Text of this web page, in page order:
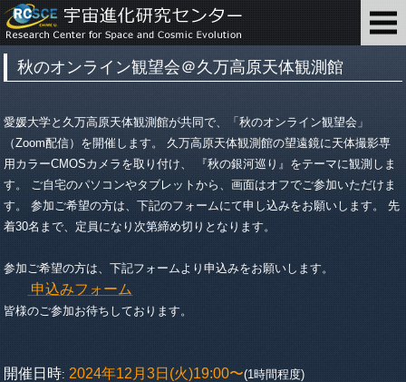
秋のオンライン観望会＠久万高原天体観測館
愛媛大学と久万高原天体観測館が共同で、「秋のオンライン観望会」
（Zoom配信）を開催します。 久万高原天体観測館の望遠鏡に天体撮影専
用カラーCMOSカメラを取り付け、 『秋の銀河巡り』をテーマに観測しま
す。 ご自宅のパソコンやタブレットから、画面はオフでご参加いただけま
す。 参加ご希望の方は、下記のフォームにて申し込みをお願いします。 先
着30名まで、定員になり次第締め切りとなります。
参加ご希望の方は、下記フォームより申込みをお願いします。
申込みフォーム
皆様のご参加お待ちしております。
開催日時: 2024年12月3日(火)19:00〜(1時間程度)